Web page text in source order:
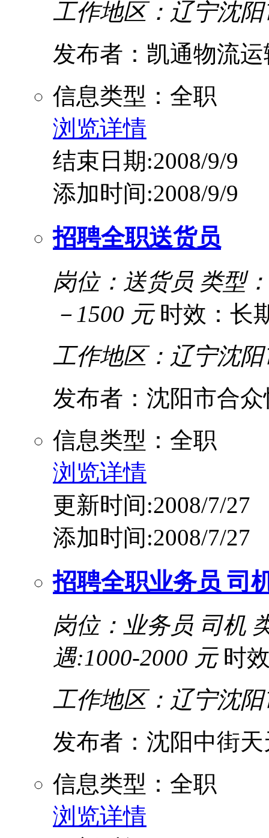
工作地区：辽宁沈
发布者：凯通物流
信息类型：全职
浏览详情
结束日期:2008/9/9
添加时间:2008/9/9
招聘全职送货员
岗位：送货员 类型
－1500 元时效：长
工作地区：辽宁沈
发布者：沈阳市合
信息类型：全职
浏览详情
更新时间:2008/7/27
添加时间:2008/7/27
招聘全职业务员 司
岗位：业务员 司机
遇:1000-2000 元时
工作地区：辽宁沈
发布者：沈阳中街
信息类型：全职
浏览详情